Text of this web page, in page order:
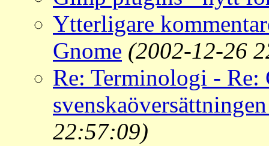
Ytterligare
Gnome (2002-12-26
Re: Terminologi - Re:
22:57:09)